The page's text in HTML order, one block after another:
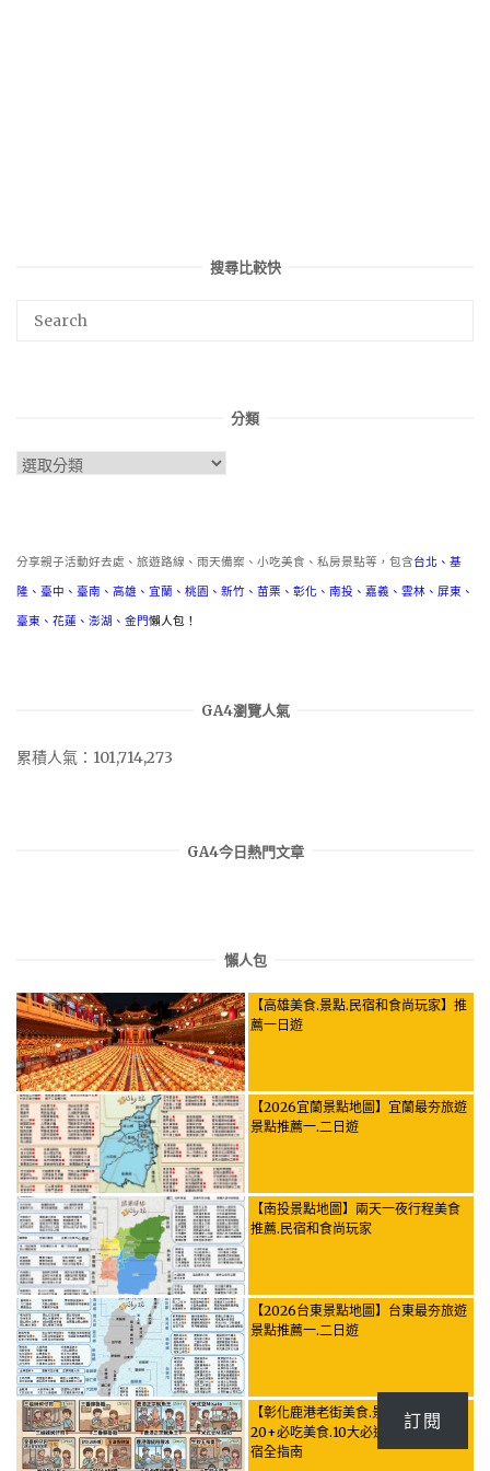
搜尋比較快
分類
分
分享親子活動好去處、旅遊路線、雨天備案、小吃美食、私房景點等，包含台北 、 基
隆 、 臺中 、 臺南 、 高雄 、 宜蘭 、 桃園 、 新竹 、 苗栗 、 彰化 、 南投 、 嘉義 、 雲林 、 屏東 、
臺東 、 花蓮 、 澎湖 、 金門懶人包！
GA4瀏覽人氣
累積人氣：101,714,273
GA4今日熱門文章
懶人包
【高雄美食.景點.民宿和食尚玩家】推
薦一日遊
【2026宜蘭景點地圖】宜蘭最夯旅遊
景點推薦一.二日遊
【南投景點地圖】兩天一夜行程美食
推薦.民宿和食尚玩家
【2026台東景點地圖】台東最夯旅遊
景點推薦一.二日遊
【彰化鹿港老街美食.景點推薦】
20+必吃美食.10大必逛景點與交通住
宿全指南
訂閱